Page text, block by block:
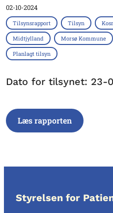
02-10-2024
Tilsynsrapport Tilsyn
Midtjylland Morsø Kommune
Planlagt tilsyn
Dato for tilsynet: 23-
Læs rapporten
Styrelsen for